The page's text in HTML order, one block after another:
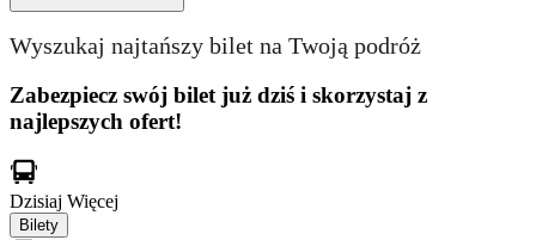
Wyszukaj najtańszy bilet na Twoją podróż
Zabezpiecz swój bilet już dziś i skorzystaj z
najlepszych ofert!
Dzisiaj Więcej
Bilety